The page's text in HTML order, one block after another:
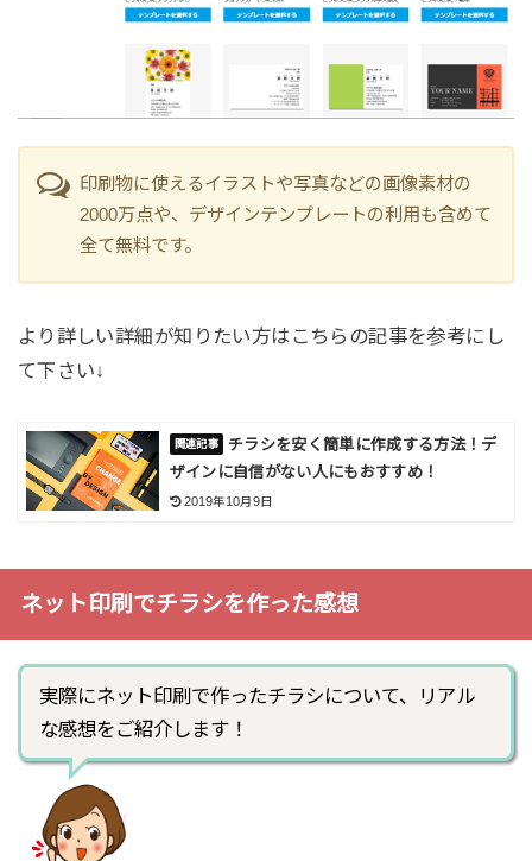
印刷物に使えるイラストや写真などの画像素材の
2000万点や、デザインテンプレートの利用も含めて
全て無料です。
より詳しい詳細が知りたい方はこちらの記事を参考にし
て下さい↓
チラシを安く簡単に作成する方法！デ
ザインに自信がない人にもおすすめ！
2019年10月9日
ネット印刷でチラシを作った感想
実際にネット印刷で作ったチラシについて、リアル
な感想をご紹介します！